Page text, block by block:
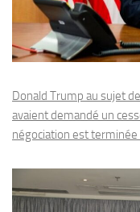
Donald Trump au sujet
avaient demandé un
négociation est terminée